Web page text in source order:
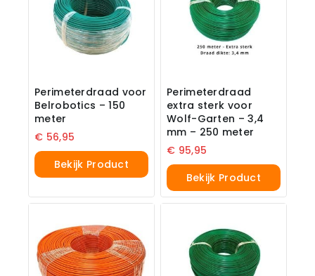
Perimeterdraad voor
Belrobotics – 150
meter
€ 56,95
Bekijk Product
Perimeterdraad
extra sterk voor
Wolf-Garten – 3,4
mm – 250 meter
€ 95,95
Bekijk Product